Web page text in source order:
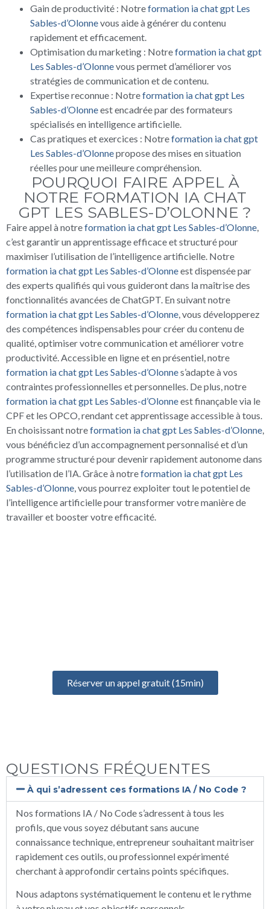
Gain de productivité : Notreformation ia chat gpt Les
Sables-d’Olonnevous aide à générer du contenu
rapidement et efficacement.
Optimisation du marketing : Notreformation ia chat gpt
Les Sables-d’Olonnevous permet d’améliorer vos
stratégies de communication et de contenu.
Expertise reconnue : Notreformation ia chat gpt Les
Sables-d’Olonneest encadrée par des formateurs
spécialisés en intelligence artificielle.
Cas pratiques et exercices : Notreformation ia chat gpt
Les Sables-d’Olonnepropose des mises en situation
réelles pour une meilleure compréhension.
POURQUOI FAIRE APPEL À
NOTRE FORMATION IA CHAT
GPT LES SABLES-D’OLONNE ?
Faire appel à notreformation ia chat gpt Les Sables-d’Olonne
c’est garantir un apprentissage efficace et structuré pour
maximiser l’utilisation de l’intelligence artificielle. Notre
formation ia chat gpt Les Sables-d’Olonneest dispensée par
des experts qualifiés qui vous guideront dans la maîtrise des
fonctionnalités avancées de ChatGPT. En suivant notre
formation ia chat gpt Les Sables-d’Olonne , vous développerez
des compétences indispensables pour créer du contenu de
qualité, optimiser votre communication et améliorer votre
productivité. Accessible en ligne et en présentiel, notre
formation ia chat gpt Les Sables-d’Olonnes’adapte à vos
contraintes professionnelles et personnelles. De plus, notre
formation ia chat gpt Les Sables-d’Olonneest finançable via le
CPF et les OPCO, rendant cet apprentissage accessible à tous.
En choisissant notreformation ia chat gpt Les Sables-d’Olonne
vous bénéficiez d’un accompagnement personnalisé et d’un
programme structuré pour devenir rapidement autonome dans
l’utilisation de l’IA. Grâce à notreformation ia chat gpt Les
Sables-d’Olonne , vous pourrez exploiter tout le potentiel de
l’intelligence artificielle pour transformer votre manière de
travailler et booster votre efficacité.
Réserver un appel gratuit (15min)
QUESTIONS FRÉQUENTES
À qui s’adressent ces formations IA / No Code ?
Nos formations IA / No Code s’adressent à tous les
profils, que vous soyez débutant sans aucune
connaissance technique, entrepreneur souhaitant maitriser
rapidement ces outils, ou professionnel expérimenté
cherchant à approfondir certains points spécifiques.
Nous adaptons systématiquement le contenu et le rythme